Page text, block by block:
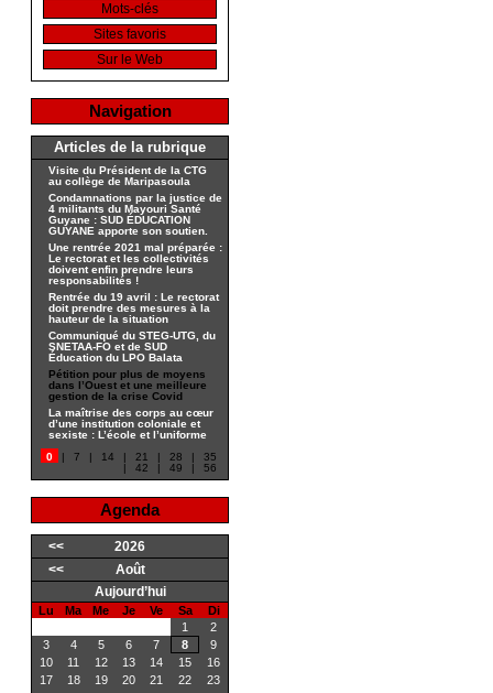
Mots-clés
Sites favoris
Sur le Web
Navigation
Articles de la rubrique
Visite du Président de la CTG
au collège de Maripasoula
Condamnations par la justice de
4 militants du Mayouri Santé
Guyane : SUD ÉDUCATION
GUYANE apporte son soutien.
Une rentrée 2021 mal préparée :
Le rectorat et les collectivités
doivent enfin prendre leurs
responsabilités !
Rentrée du 19 avril : Le rectorat
doit prendre des mesures à la
hauteur de la situation
Communiqué du STEG-UTG, du
SNETAA-FO et de SUD
Éducation du LPO Balata
Pétition pour plus de moyens
dans l’Ouest et une meilleure
gestion de la crise Covid
La maîtrise des corps au cœur
d’une institution coloniale et
sexiste : L’école et l’uniforme
0
| 7 | 14 | 21 | 28 |
35
|
42 | 49 | 56
Agenda
<<
2026
<<
Août
Aujourd’hui
Lu Ma Me Je Ve Sa
Di
1
2
3
4 5 6 7 8
9
10
11 12 13 14 15
16
17
18 19 20 21 22
23